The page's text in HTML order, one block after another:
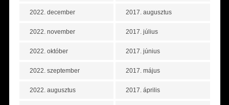
2022. december
2022. november
2022. október
2022. szeptember
2022. augusztus
2017. augusztus
2017. július
2017. június
2017. május
2017. április